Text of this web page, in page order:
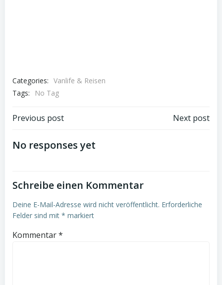
Categories: Vanlife & Reisen
Tags:
No Tag
Post
navigation
Previous post Next post
No responses yet
Schreibe einen Kommentar
Deine E-Mail-Adresse wird nicht veröffentlicht. Erforderliche
Felder sind mit * markiert
Kommentar*